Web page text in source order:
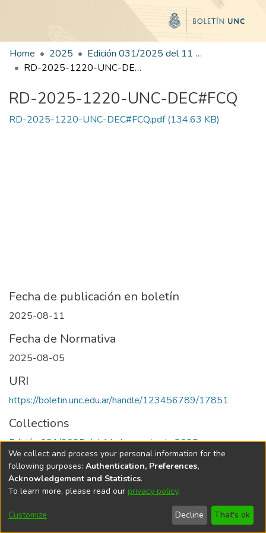
Home 2025
Edición 031/2025 del 11 de agosto de 2025
RD-2025-1220-UNC-DEC#FCQ
RD-2025-1220-UNC-DEC#FCQ
RD-2025-1220-UNC-DEC#FCQ.pdf(134.63 KB)
Fecha de publicación en boletín
2025-08-11
Fecha de Normativa
2025-08-05
URI
https://boletin.unc.edu.ar/handle/123456789/17851
Collections
Edición 031/2025 del 11 de agosto de 2025
Universidad Nacional de Córdoba
We collect and process your personal information for the
following purposes: Authentication, Preferences,
Acknowledgement and Statistics.
To learn more, please read our privacy policy.
Customize Decline That's ok